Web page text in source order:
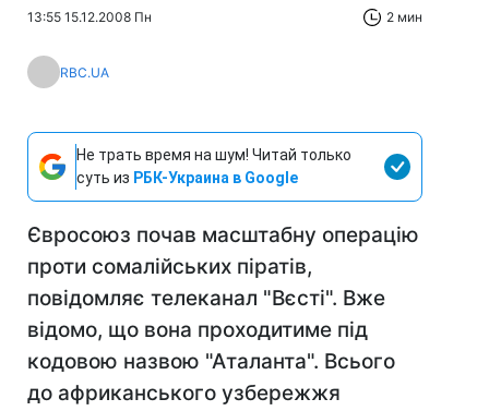
13:55 15.12.2008 Пн 2 мин
RBC.UA
Не трать время на шум! Читай только
суть из РБК-Украина в Google
Євросоюз почав масштабну операцію
проти сомалійських піратів,
повідомляє телеканал "Вєсті". Вже
відомо, що вона проходитиме під
кодовою назвою "Аталанта". Всього
до африканського узбережжя